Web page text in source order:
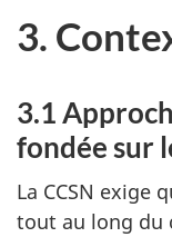
3.
3.1
fondée sur
La CCSN exige
tout au long du